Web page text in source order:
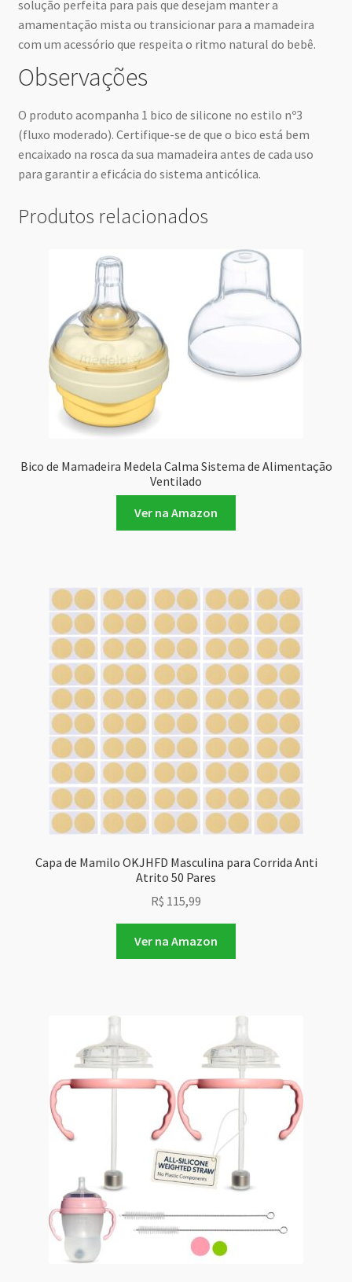
solução perfeita para pais que desejam manter a
amamentação mista ou transicionar para a mamadeira
com um acessório que respeita o ritmo natural do bebê.
Observações
O produto acompanha 1 bico de silicone no estilo nº3
(fluxo moderado). Certifique-se de que o bico está bem
encaixado na rosca da sua mamadeira antes de cada uso
para garantir a eficácia do sistema anticólica.
Produtos relacionados
Bico de Mamadeira Medela Calma Sistema de Alimentação
Ventilado
Ver na Amazon
Capa de Mamilo OKJHFD Masculina para Corrida Anti
Atrito 50 Pares
R$ 115,99
Ver na Amazon